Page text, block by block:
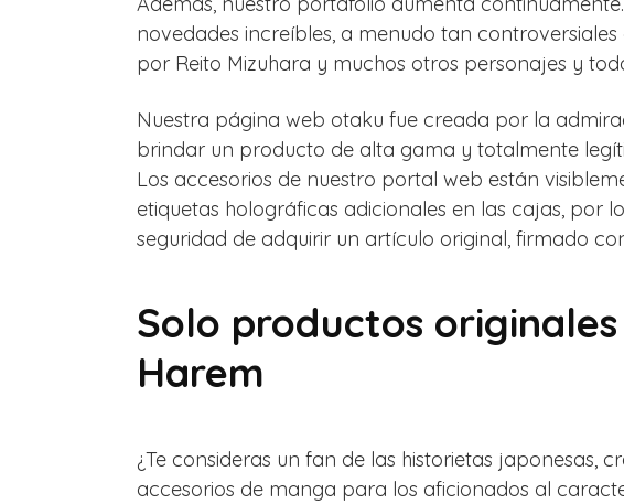
novedades increíbles, a menudo tan
por Reito Mizuhara y muchos otros personajes y
Nuestra página web otaku fue creada por la
brindar un producto de alta gama y totalmente
Los accesorios de nuestro portal web están
etiquetas holográficas adicionales en las cajas, por
seguridad de adquirir un artículo original, firmado
Solo productos
Harem
¿Te consideras un fan de las historietas japonesas,
accesorios de manga para los aficionados al